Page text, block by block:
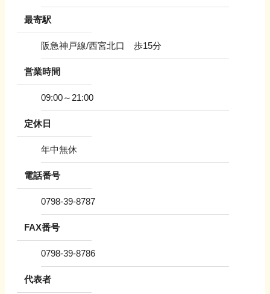
最寄駅
阪急神戸線/西宮北口 歩15分
営業時間
09:00～21:00
定休日
年中無休
電話番号
0798-39-8787
FAX番号
0798-39-8786
代表者